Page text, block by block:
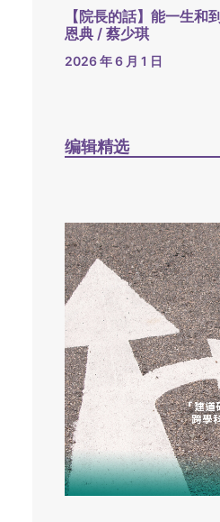
【院長的話】能一生和
恩典 / 蔡少琪
2026 年 6 月 1 日
编辑精选